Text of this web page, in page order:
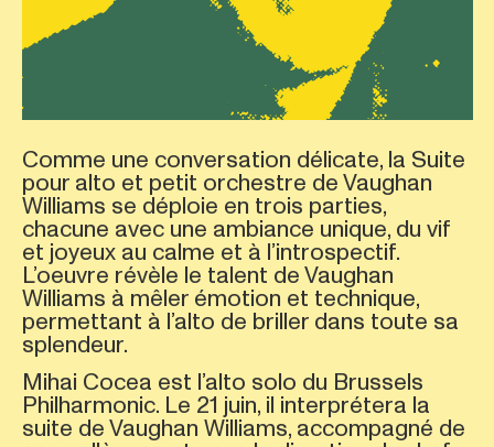
Comme une conversation délicate, la Suite
pour alto et petit orchestre de Vaughan
Williams se déploie en trois parties,
chacune avec une ambiance unique, du vif
et joyeux au calme et à l’introspectif.
L’oeuvre révèle le talent de Vaughan
Williams à mêler émotion et technique,
permettant à l’alto de briller dans toute sa
splendeur.
Mihai Cocea est l’alto solo du Brussels
Philharmonic. Le 21 juin, il interprétera la
suite de Vaughan Williams, accompagné de